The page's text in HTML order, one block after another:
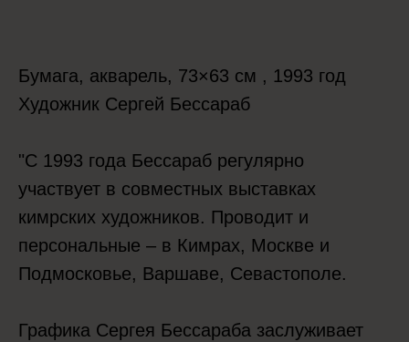
Бумага, акварель, 73×63 см , 1993 год
Художник Сергей Бессараб
"С 1993 года Бессараб регулярно
участвует в совместных выставках
кимрских художников. Проводит и
персональные – в Кимрах, Москве и
Подмосковье, Варшаве, Севастополе.
Графика Сергея Бессараба заслуживает